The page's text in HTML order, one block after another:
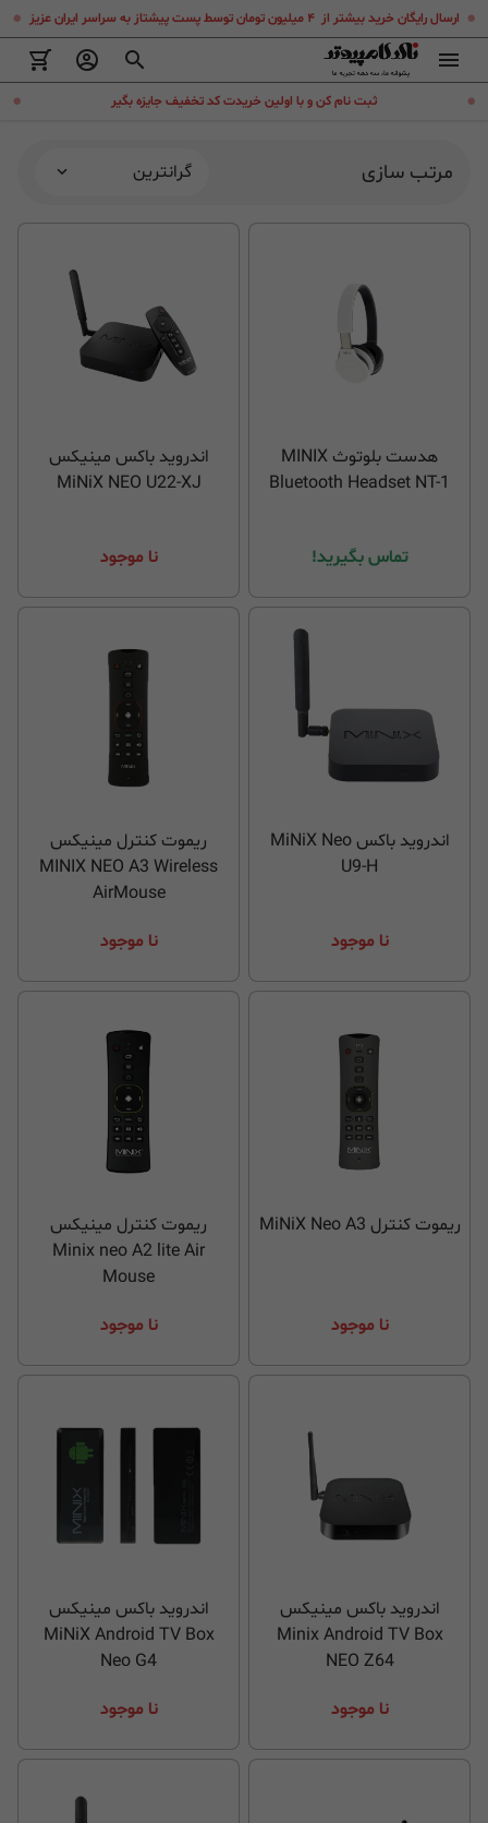
ارسال رایگان خرید بیشتر از ۴ میلیون تومان توسط پست پیشتاز به سراسر ایران عزیز
.
ثبت نام کن و با اولین خریدت کد تخفیف جایزه بگیر .
مرتب سازی گرانترین
هدست بلوتوث MINIX
Bluetooth Headset NT-1
تماس بگیرید!
اندروید باکس مینیکس
MiNiX NEO U22-XJ
نا موجود
اندروید باکس MiNiX Neo
U9-H
نا موجود
ریموت کنترل مینیکس
MINIX NEO A3 Wireless
AirMouse
نا موجود
ریموت کنترل MiNiX Neo A3
نا موجود
ریموت کنترل مینیکس
Minix neo A2 lite Air
Mouse
نا موجود
اندروید باکس مینیکس
Minix Android TV Box
NEO Z64
نا موجود
اندروید باکس مینیکس
MiNiX Android TV Box
Neo G4
نا موجود